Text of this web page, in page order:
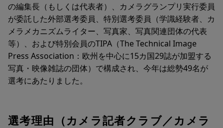
の編集長（もしくは代表者）、カメラグランプリ実行委員
が委託した外部選考委員、特別選考委員（学識経験者、カ
メラメカニズムライター、写真家、写真関連団体の代表
等）、および特別会員のTIPA（The Technical Image
Press Association：欧州を中心に15カ国29誌が加盟する
写真・映像雑誌の団体）で構成され、今年は総勢49名が
選考にあたりました。
選考理由（カメラ記者クラブ／カメラ